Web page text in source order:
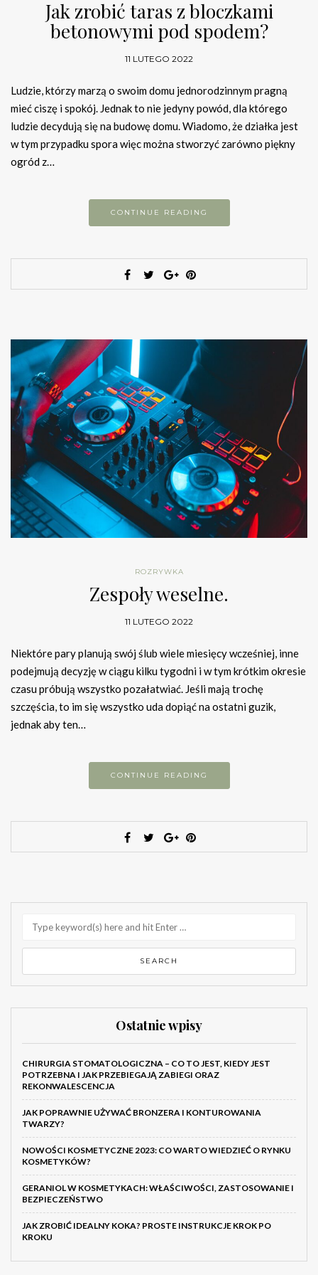
Jak zrobić taras z bloczkami
betonowymi pod spodem?
11 LUTEGO 2022
Ludzie, którzy marzą o swoim domu jednorodzinnym pragną
mieć ciszę i spokój. Jednak to nie jedyny powód, dla którego
ludzie decydują się na budowę domu. Wiadomo, że działka jest
w tym przypadku spora więc można stworzyć zarówno piękny
ogród z…
CONTINUE READING
ROZRYWKA
Zespoły weselne.
11 LUTEGO 2022
Niektóre pary planują swój ślub wiele miesięcy wcześniej, inne
podejmują decyzję w ciągu kilku tygodni i w tym krótkim okresie
czasu próbują wszystko pozałatwiać. Jeśli mają trochę
szczęścia, to im się wszystko uda dopiąć na ostatni guzik,
jednak aby ten…
CONTINUE READING
Ostatnie wpisy
CHIRURGIA STOMATOLOGICZNA – CO TO JEST, KIEDY JEST
POTRZEBNA I JAK PRZEBIEGAJĄ ZABIEGI ORAZ
REKONWALESCENCJA
JAK POPRAWNIE UŻYWAĆ BRONZERA I KONTUROWANIA
TWARZY?
NOWOŚCI KOSMETYCZNE 2023: CO WARTO WIEDZIEĆ O RYNKU
KOSMETYKÓW?
GERANIOL W KOSMETYKACH: WŁAŚCIWOŚCI, ZASTOSOWANIE I
BEZPIECZEŃSTWO
JAK ZROBIĆ IDEALNY KOKA? PROSTE INSTRUKCJE KROK PO
KROKU